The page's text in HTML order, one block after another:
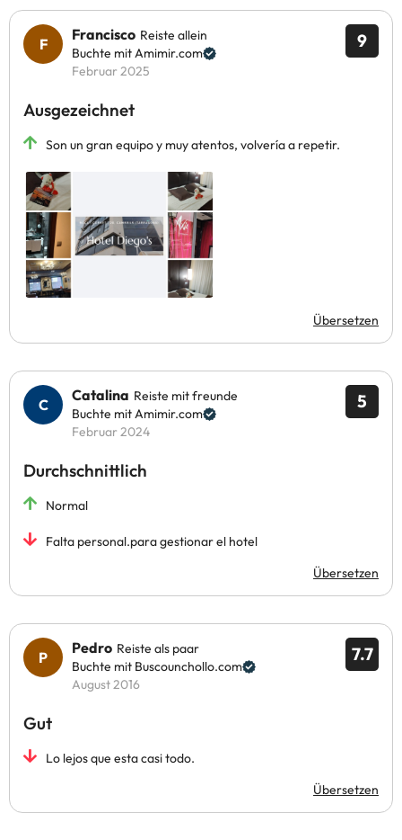
9
Francisco Reiste allein
Buchte mit Amimir.com
Februar 2025
Ausgezeichnet
Son un gran equipo y muy atentos, volvería a repetir.
Übersetzen
5
Catalina Reiste mit freunde
Buchte mit Amimir.com
Februar 2024
Durchschnittlich
Normal
Falta personal.para gestionar el hotel
Übersetzen
7.7
Pedro Reiste als paar
Buchte mit Buscounchollo.com
August 2016
Gut
Lo lejos que esta casi todo.
Übersetzen